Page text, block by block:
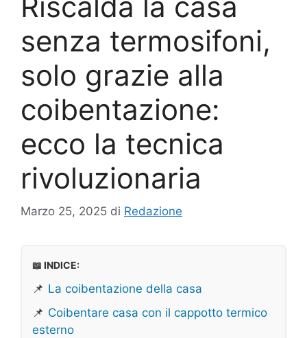
senza termosifoni,
solo grazie alla
coibentazione:
ecco la tecnica
rivoluzionaria
Marzo 25, 2025 di Redazione
📖 INDICE:
📌 La coibentazione della casa
📌 Coibentare casa con il cappotto termico
esterno